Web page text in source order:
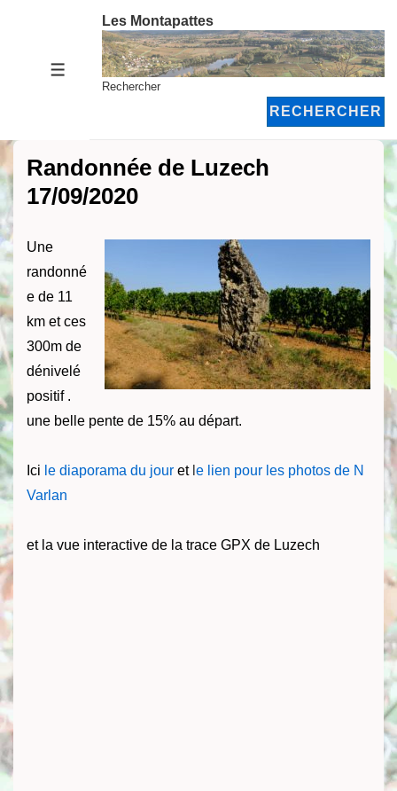
MENU
Les Montapattes
Rechercher
RECHERCHER
Randonnée de Luzech
17/09/2020
Une
randonné
e de 11
km et ces
300m de
dénivelé
positif .
une belle pente de 15% au départ.
Ici le diaporama du jour etl e lien pour les photos de N
Varlan
et la vue interactive de la trace GPX de Luzech